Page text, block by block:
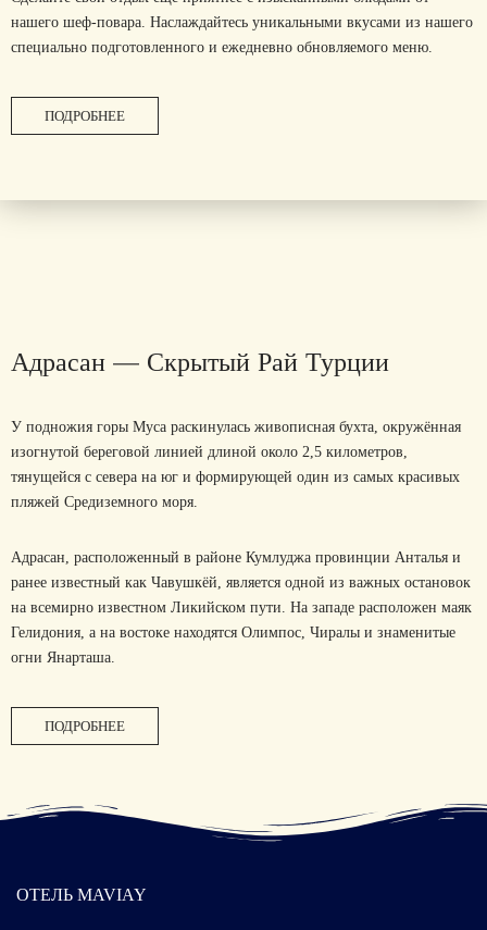
нашего шеф-повара. Наслаждайтесь уникальными вкусами из нашего
специально подготовленного и ежедневно обновляемого меню.
ПОДРОБНЕЕ
Адрасан — Скрытый Рай Турции
У подножия горы Муса раскинулась живописная бухта, окружённая
изогнутой береговой линией длиной около 2,5 километров,
тянущейся с севера на юг и формирующей один из самых красивых
пляжей Средиземного моря.
Адрасан, расположенный в районе Кумлуджа провинции Анталья и
ранее известный как Чавушкёй, является одной из важных остановок
на всемирно известном Ликийском пути. На западе расположен маяк
Гелидония, а на востоке находятся Олимпос, Чиралы и знаменитые
огни Янартaша.
ПОДРОБНЕЕ
ОТЕЛЬ MAVIAY